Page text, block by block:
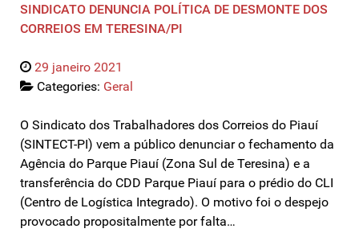
SINDICATO DENUNCIA POLÍTICA DE DESMONTE DOS
CORREIOS EM TERESINA/PI
29 janeiro 2021
Categories: Geral
O Sindicato dos Trabalhadores dos Correios do Piauí
(SINTECT-PI) vem a público denunciar o fechamento da
Agência do Parque Piauí (Zona Sul de Teresina) e a
transferência do CDD Parque Piauí para o prédio do CLI
(Centro de Logística Integrado). O motivo foi o despejo
provocado propositalmente por falta…